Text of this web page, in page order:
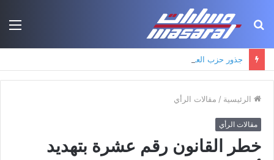
بحث
الرئيسية / مقالات الرأي
مقالات الرأي
خطر القانون رقم عشرة بتهديد